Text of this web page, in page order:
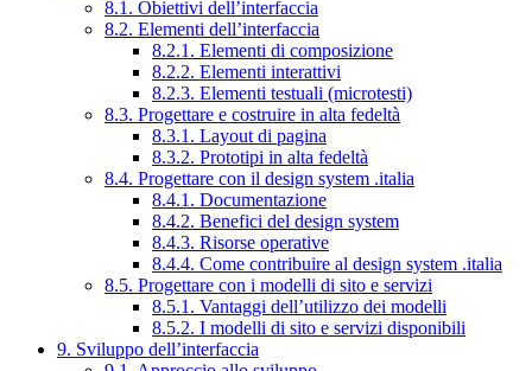
8.1. Obiettivi dell’interfaccia
8.2. Elementi dell’interfaccia
8.2.1. Elementi di composizione
8.2.2. Elementi interattivi
8.2.3. Elementi testuali (microtesti)
8.3. Progettare e costruire in alta fedeltà
8.3.1. Layout di pagina
8.3.2. Prototipi in alta fedeltà
8.4. Progettare con il design system .italia
8.4.1. Documentazione
8.4.2. Benefici del design system
8.4.3. Risorse operative
8.4.4. Come contribuire al design system .italia
8.5. Progettare con i modelli di sito e servizi
8.5.1. Vantaggi dell’utilizzo dei modelli
8.5.2. I modelli di sito e servizi disponibili
9. Sviluppo dell’interfaccia